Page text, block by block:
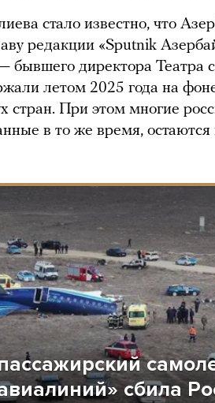
стало известно, что
редакции «Sputnik
бывшего директора Театра
летом 2025 года на
стран. При этом многие
в то же время, остаются
сбила